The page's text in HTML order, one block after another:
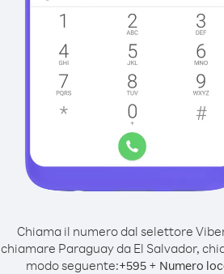
Chiama il numero dal selettore
chiamare Paraguay da El Salvador,
modo seguente:+595+ Numero